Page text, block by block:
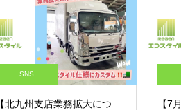
SNS
【北九州支店業務拡大につ
【7